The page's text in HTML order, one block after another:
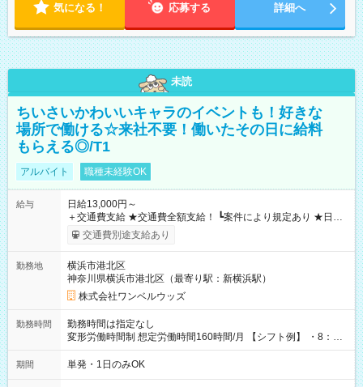
気になる！ 応募する 詳細へ
未読
ちいさいかわいいキャラのイベントも！好きな
場所で働ける☆来社不要！働いたその日に給料
もらえる◎/T1
アルバイト 職種未経験OK
給与
日給13,000円～
＋交通費支給 ★交通費全額支給！ ┗案件により規定あり ★日払
いOK！（規定あり） ┗働いたその日に現金GET♪ お仕事後はコ
ンビニATMから 日払い分を引き落とせます！ 【試用期間】試
交通費別途支給あり
勤務地
横浜市港北区
神奈川県横浜市港北区（最寄り駅：新横浜駅）
株式会社ワンベルウッズ
勤務時間
勤務時間は指定なし
変形労働時間制 想定労働時間160時間/月 【シフト例】 ・8：00
～21：00
期間 単発・1日のみOK